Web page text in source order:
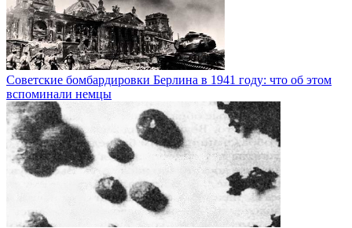
Советские бомбардировки Берлина в 1941 году: что об этом
вспоминали немцы